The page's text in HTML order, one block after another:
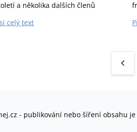
a několika dalších členů
(papežem) v roce 257; téhož
celý text
- publikování nebo šíření obsahu